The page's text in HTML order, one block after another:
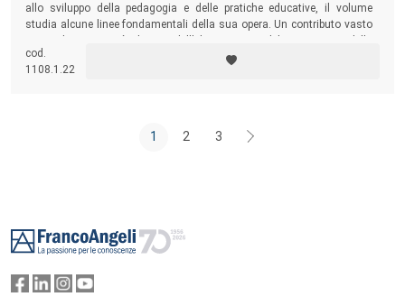
allo sviluppo della pedagogia e delle pratiche educative, il volume
studia alcune linee fondamentali della sua opera. Un contributo vasto
prima parte del nuovo secolo.
cod.
1108.1.22
1 2 3